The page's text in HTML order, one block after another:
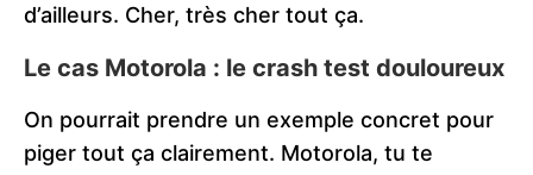
d’ailleurs. Cher, très cher tout ça.
Le cas Motorola : le crash test douloureux
On pourrait prendre un exemple concret pour
piger tout ça clairement. Motorola, tu te